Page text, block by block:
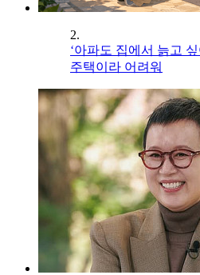
2.
‘아파도 집에서 늙고
주택이라 어려워